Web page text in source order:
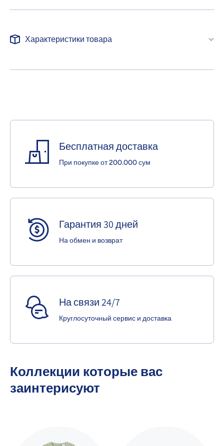
Характеристики товара
Бесплатная доставка
При покупке от 200.000 сум
Гарантия 30 дней
На обмен и возврат
На связи 24/7
Круглосуточный сервис и доставка
Коллекции которые вас
заинтерисуют